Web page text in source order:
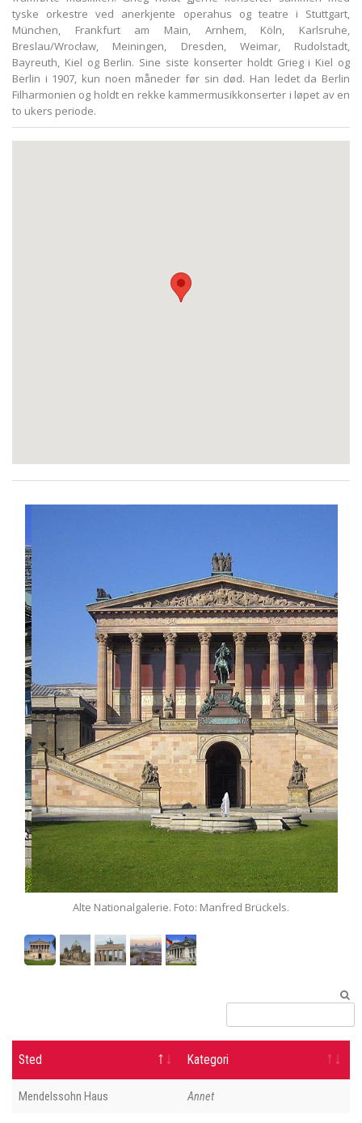
tyske orkestre ved anerkjente operahus og teatre i Stuttgart,
München, Frankfurt am Main, Arnhem, Köln, Karlsruhe,
Breslau/Wrocław, Meiningen, Dresden, Weimar, Rudolstadt,
Bayreuth, Kiel og Berlin. Sine siste konserter holdt Grieg i Kiel og
Berlin i 1907, kun noen måneder før sin død. Han ledet da Berlin
Filharmonien og holdt en rekke kammermusikkonserter i løpet av en
to ukers periode.
Alte Nationalgalerie. Foto: Manfred Brückels.
Sted Kategori
Mendelssohn Haus Annet